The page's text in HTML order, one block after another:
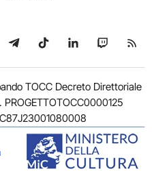
su WhatsApp
Seguici su Telegram
Seguici su TikTok
Seguici su
Seguici
TOCC Decreto Direttoriale